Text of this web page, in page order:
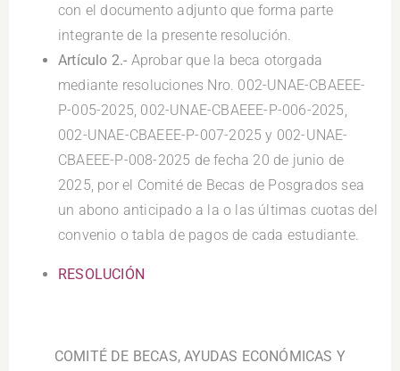
con el documento adjunto que forma parte
integrante de la presente resolución.
Artículo 2.- Aprobar que la beca otorgada
mediante resoluciones Nro. 002-UNAE-CBAEEE-
P-005-2025, 002-UNAE-CBAEEE-P-006-2025,
002-UNAE-CBAEEE-P-007-2025 y 002-UNAE-
CBAEEE-P-008-2025 de fecha 20 de junio de
2025, por el Comité de Becas de Posgrados sea
un abono anticipado a la o las últimas cuotas del
convenio o tabla de pagos de cada estudiante.
RESOLUCIÓN
COMITÉ DE BECAS, AYUDAS ECONÓMICAS Y